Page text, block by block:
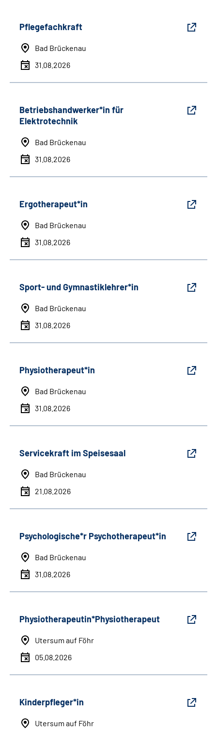
Pflegefachkraft
Bad Brückenau
31.08.2026
Betriebshandwerker*in für
Elektrotechnik
Bad Brückenau
31.08.2026
Ergotherapeut*in
Bad Brückenau
31.08.2026
Sport- und Gymnastiklehrer*in
Bad Brückenau
31.08.2026
Physiotherapeut*in
Bad Brückenau
31.08.2026
Servicekraft im Speisesaal
Bad Brückenau
21.08.2026
Psychologische*r Psychotherapeut*in
Bad Brückenau
31.08.2026
Physiotherapeutin*Physiotherapeut
Utersum auf Föhr
05.08.2026
Kinderpfleger*in
Utersum auf Föhr